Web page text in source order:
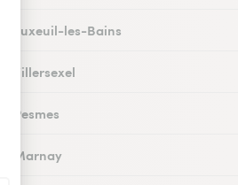
à Luxeuil-les-Bains
Villersexel
Pesmes
à Marnay